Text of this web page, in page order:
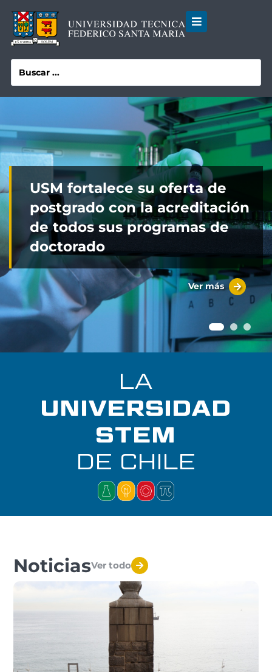
USM fortalece su oferta de
postgrado con la acreditación
de todos sus programas de
doctorado
Ver más
LA
UNIVERSIDAD
STEM
DE CHILE
NoticiasVer todo